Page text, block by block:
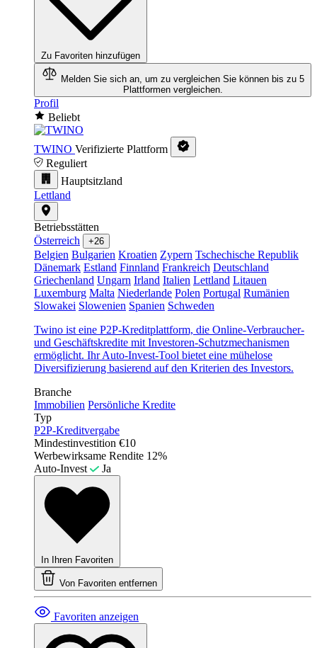
Zu Favoriten hinzufügen
Melden Sie sich an, um zu vergleichen Sie können bis zu 5
Plattformen vergleichen.
Profil
Beliebt
TWINO Verifizierte Plattform
Reguliert
Hauptsitzland
Lettland
Betriebsstätten
Österreich
+26
Belgien Bulgarien Kroatien Zypern Tschechische Republik
Dänemark Estland Finnland Frankreich Deutschland
Griechenland Ungarn Irland Italien Lettland Litauen
Luxemburg Malta Niederlande Polen Portugal Rumänien
Slowakei Slowenien Spanien Schweden
Twino ist eine P2P-Kreditplattform, die Online-Verbraucher-
und Geschäftskredite mit Investoren-Schutzmechanismen
ermöglicht. Ihr Auto-Invest-Tool bietet eine mühelose
Diversifizierung basierend auf den Kriterien des Investors.
Branche
Immobilien Persönliche Kredite
Typ
P2P-Kreditvergabe
Mindestinvestition €10
Werbewirksame Rendite 12%
Auto-Invest
Ja
In Ihren Favoriten
Von Favoriten entfernen
Favoriten anzeigen